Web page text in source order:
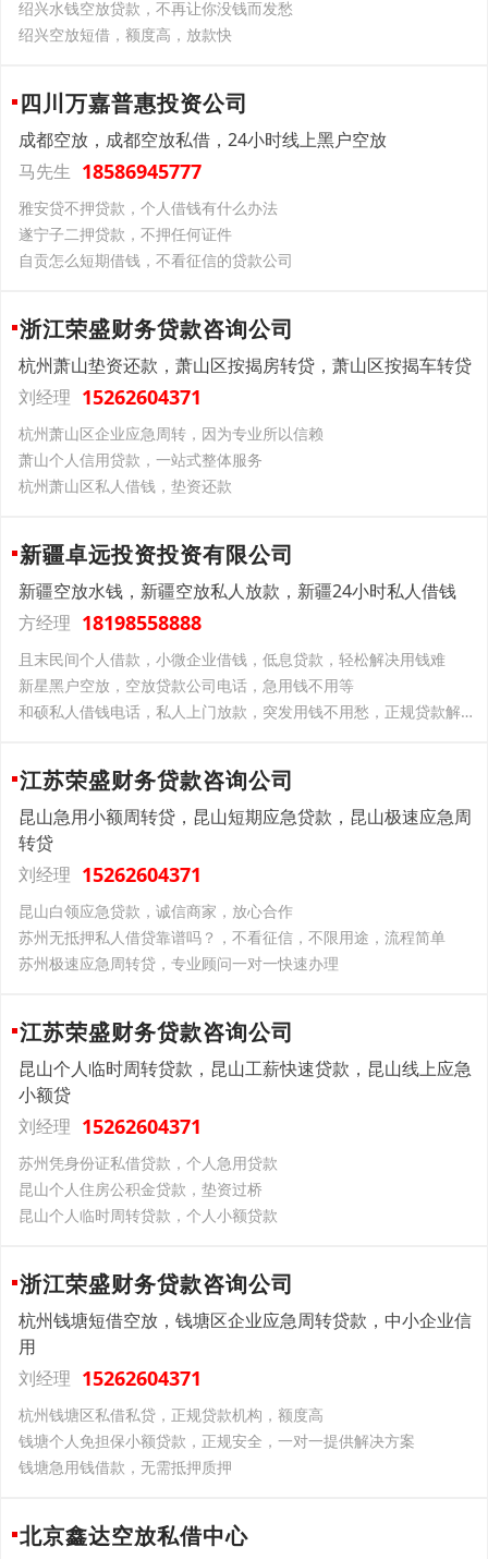
绍兴水钱空放贷款，不再让你没钱而发愁
绍兴空放短借，额度高，放款快
四川万嘉普惠投资公司
成都空放，成都空放私借，24小时线上黑户空放
马先生 18586945777
雅安贷不押贷款，个人借钱有什么办法
遂宁子二押贷款，不押任何证件
自贡怎么短期借钱，不看征信的贷款公司
浙江荣盛财务贷款咨询公司
杭州萧山垫资还款，萧山区按揭房转贷，萧山区按揭车转贷
刘经理 15262604371
杭州萧山区企业应急周转，因为专业所以信赖
萧山个人信用贷款，一站式整体服务
杭州萧山区私人借钱，垫资还款
新疆卓远投资投资有限公司
新疆空放水钱，新疆空放私人放款，新疆24小时私人借钱
方经理 18198558888
且末民间个人借款，小微企业借钱，低息贷款，轻松解决用钱难
新星黑户空放，空放贷款公司电话，急用钱不用等
和硕私人借钱电话，私人上门放款，突发用钱不用愁，正规贷款解您忧
江苏荣盛财务贷款咨询公司
昆山急用小额周转贷，昆山短期应急贷款，昆山极速应急周
转贷
刘经理 15262604371
昆山白领应急贷款，诚信商家，放心合作
苏州无抵押私人借贷靠谱吗？，不看征信，不限用途，流程简单
苏州极速应急周转贷，专业顾问一对一快速办理
江苏荣盛财务贷款咨询公司
昆山个人临时周转贷款，昆山工薪快速贷款，昆山线上应急
小额贷
刘经理 15262604371
苏州凭身份证私借贷款，个人急用贷款
昆山个人住房公积金贷款，垫资过桥
昆山个人临时周转贷款，个人小额贷款
浙江荣盛财务贷款咨询公司
杭州钱塘短借空放，钱塘区企业应急周转贷款，中小企业信
用
刘经理 15262604371
杭州钱塘区私借私贷，正规贷款机构，额度高
钱塘个人免担保小额贷款，正规安全，一对一提供解决方案
钱塘急用钱借款，无需抵押质押
北京鑫达空放私借中心